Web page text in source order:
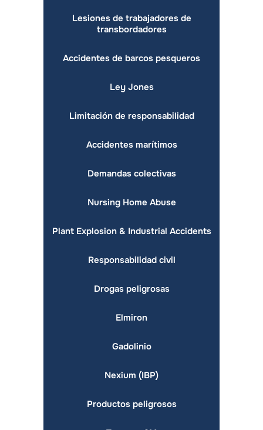
Lesiones de trabajadores de
transbordadores
Accidentes de barcos pesqueros
Ley Jones
Limitación de responsabilidad
Accidentes marítimos
Demandas colectivas
Nursing Home Abuse
Plant Explosion & Industrial Accidents
Responsabilidad civil
Drogas peligrosas
Elmiron
Gadolinio
Nexium (IBP)
Productos peligrosos